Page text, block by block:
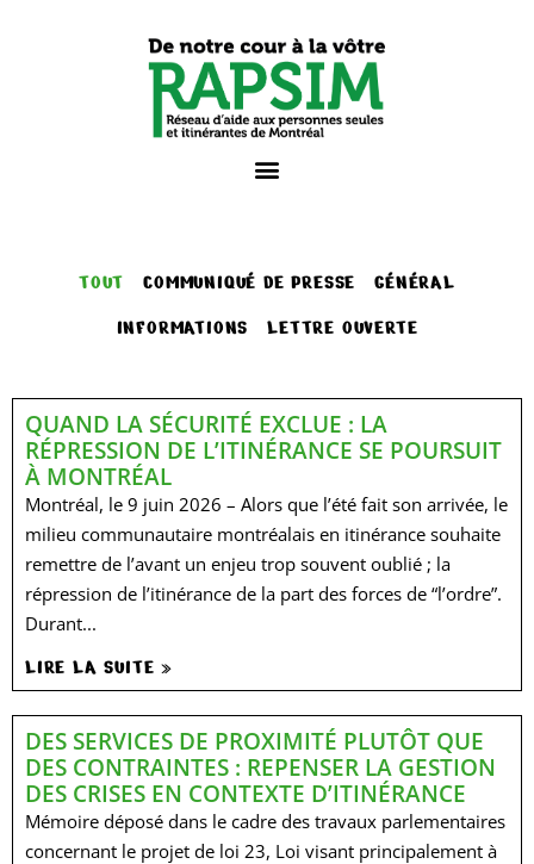
COMMUNIQUÉ DE PRESSE
GÉNÉRAL
INFORMATIONS
LETTRE OUVERTE
TOUT
QUAND LA SÉCURITÉ EXCLUE : LA
RÉPRESSION DE L’ITINÉRANCE SE POURSUIT
À MONTRÉAL
Montréal, le 9 juin 2026 – Alors que l’été fait son arrivée, le
milieu communautaire montréalais en itinérance souhaite
remettre de l’avant un enjeu trop souvent oublié ; la
répression de l’itinérance de la part des forces de “l’ordre”.
Durant...
LIRE LA SUITE »
DES SERVICES DE PROXIMITÉ PLUTÔT QUE
DES CONTRAINTES : REPENSER LA GESTION
DES CRISES EN CONTEXTE D’ITINÉRANCE
Mémoire déposé dans le cadre des travaux parlementaires
concernant le projet de loi 23, Loi visant principalement à